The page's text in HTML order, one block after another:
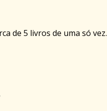
de 5 livros de uma só vez.